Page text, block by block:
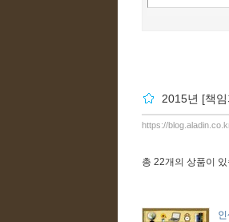
2015년 [책
https://
총 22개 의 상품이